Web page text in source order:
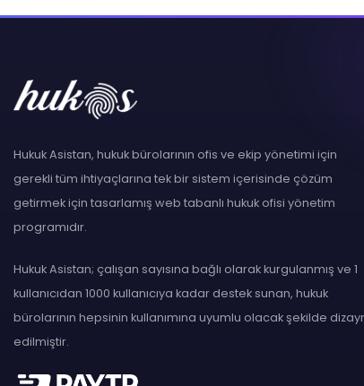
Hukuk Asistan, hukuk bürolarının ofis ve ekip yönetimi için
gerekli tüm ihtiyaçlarına tek bir sistem içerisinde çözüm
getirmek için tasarlamış web tabanlı hukuk ofisi yönetim
programıdır.
Hukuk Asistan; çalışan sayısına bağlı olarak kurgulanmış ve 1
kullanıcıdan 1000 kullanıcıya kadar destek sunan, hukuk
bürolarının hepsinin kullanımına uyumlu olacak şekilde
edilmiştir.